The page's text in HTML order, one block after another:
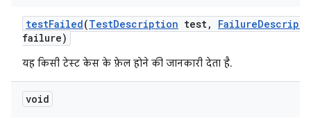
testFailed(TestDescription test, Failure
failure)
यह किसी टेस्ट केस के फ़ेल होने की जानकारी देता है.
void